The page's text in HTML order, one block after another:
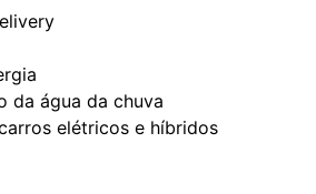
da água da chuva
elétricos e híbridos